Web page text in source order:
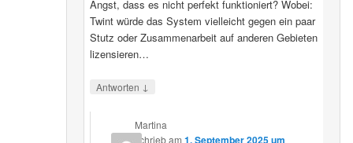
Angst, dass es nicht perfekt funktioniert? Wobei:
Twint würde das System vielleicht gegen ein paar
Stutz oder Zusammenarbeit auf anderen Gebieten
lizensieren…
Antworten ↓
Martina
schriebam1. September 2025 um